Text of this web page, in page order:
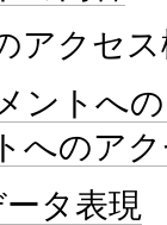
アクセ
ントへ
へのア
ータ表現